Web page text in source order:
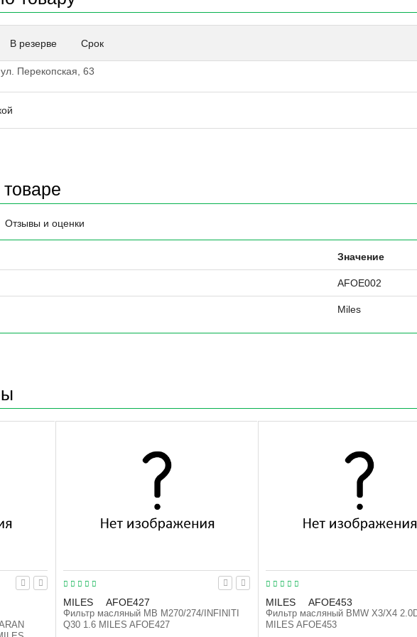
В резерве Срок
Перекопская, 63
Отзывы и оценки
Значение
AFOE002
Miles
MILES AFOE427
Фильтр масляный MB M270/274/INFINITI
Q30 1.6 MILES AFOE427
MILES AFOE453
Фильтр масляный BMW X3/X4
MILES AFOE453